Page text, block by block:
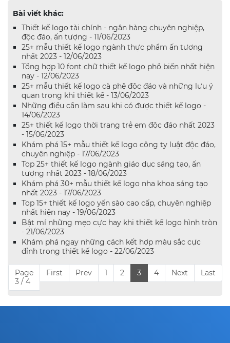
Bài viết khác:
Thiết kế logo tài chính - ngân hàng chuyên nghiệp,
độc đáo, ấn tượng - 11/06/2023
25+ mẫu thiết kế logo ngành thực phẩm ấn tượng
nhất 2023 - 12/06/2023
Tổng hợp 10 font chữ thiết kế logo phổ biến nhất hiện
nay - 12/06/2023
25+ mẫu thiết kế logo cà phê độc đáo và những lưu ý
quan trọng khi thiết kế - 13/06/2023
Những điều cần làm sau khi có được thiết kế logo -
14/06/2023
25+ thiết kế logo thời trang trẻ em độc đáo nhất 2023
- 15/06/2023
Khám phá 15+ mẫu thiết kế logo công ty luật độc đáo,
chuyên nghiệp - 17/06/2023
Top 25+ thiết kế logo ngành giáo dục sáng tạo, ấn
tượng nhất 2023 - 18/06/2023
Khám phá 30+ mẫu thiết kế logo nha khoa sáng tạo
nhất 2023 - 17/06/2023
Top 15+ thiết kế logo yến sào cao cấp, chuyên nghiệp
nhất hiện nay - 19/06/2023
Bật mí những mẹo cực hay khi thiết kế logo hình tròn
- 21/06/2023
Khám phá ngay những cách kết hợp màu sắc cực
đỉnh trong thiết kế logo - 22/06/2023
Page
3 / 4
First Prev 1 2 3 4 Next Last